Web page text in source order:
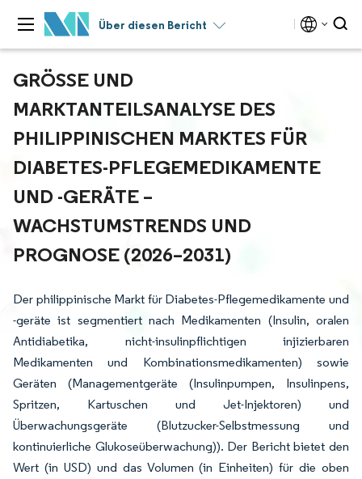
Über diesen Bericht
GRÖSSE UND M
ARKTANTEILSANALYSE DES P
HILIPPINISCHEN MARKTES FÜR D
IABETES-PFLEGEMEDIKAMENTE U
ND -GERÄTE – W
ACHSTUMSTRENDS UND P
ROGNOSE (2026–2031)
Der philippinische Markt für Diabetes-Pflegemedikamente und
-geräte ist segmentiert nach Medikamenten (Insulin, oralen
Antidiabetika, nicht-insulinpflichtigen injizierbaren
Medikamenten und Kombinationsmedikamenten) sowie
Geräten (Managementgeräte (Insulinpumpen, Insulinpens,
Spritzen, Kartuschen und Jet-Injektoren) und
Überwachungsgeräte (Blutzucker-Selbstmessung und
kontinuierliche Glukoseüberwachung)). Der Bericht bietet den
Wert (in USD) und das Volumen (in Einheiten) für die oben